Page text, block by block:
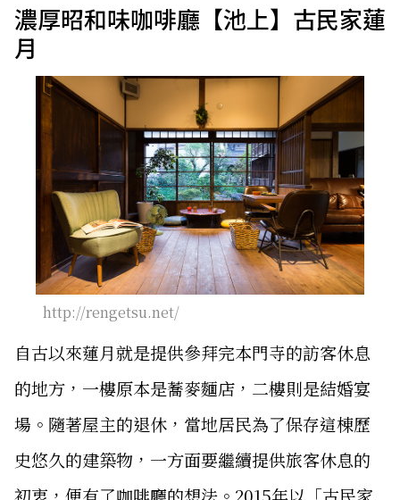
濃厚昭和味咖啡廳【池上】古民家蓮
月
http://rengetsu.net/
自古以來蓮月就是提供參拜完本門寺的訪客休息
的地方，一樓原本是蕎麥麵店，二樓則是結婚宴
場。隨著屋主的退休，當地居民為了保存這棟歷
史悠久的建築物，一方面要繼續提供旅客休息的